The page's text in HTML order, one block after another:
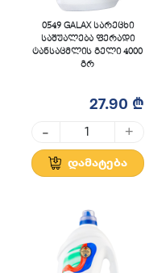
0549 GALAX სარეცხი
საშუალება ფერადი
ტანსაცმლის გელი 4000
გრ
27.90 ₾
- +
დამატება